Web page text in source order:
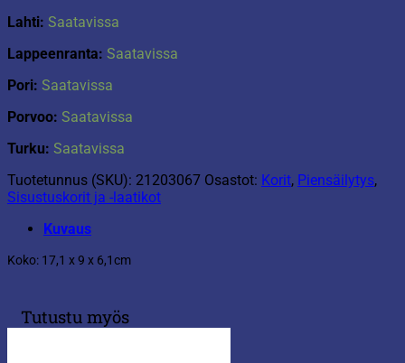
Lahti: Saatavissa
Lappeenranta: Saatavissa
Pori: Saatavissa
Porvoo: Saatavissa
Turku: Saatavissa
Tuotetunnus (SKU): 21203067 Osastot: Korit, Piensäilytys,
Sisustuskorit ja -laatikot
Kuvaus
Koko: 17,1 x 9 x 6,1cm
Tutustu myös